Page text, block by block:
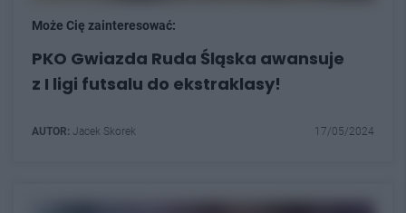
Może Cię zainteresować:
PKO Gwiazda Ruda Śląska awansuje
z I ligi futsalu do ekstraklasy!
AUTOR: Jacek Skorek 17/05/2024